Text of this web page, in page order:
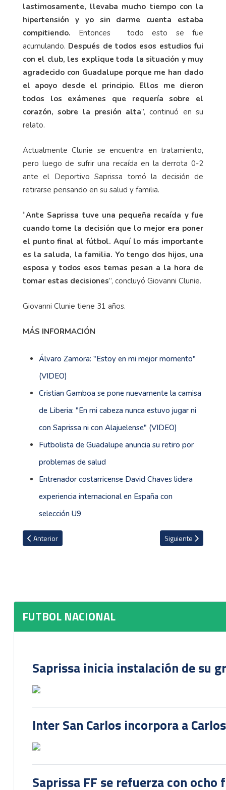
lastimosamente, llevaba mucho tiempo con la
hipertensión y yo sin darme cuenta estaba
compitiendo. Entonces
todo esto se fue
acumulando. Después de todos esos estudios fui
con el club, les explique toda la situación y muy
agradecido con Guadalupe porque me han dado
el apoyo desde el principio. Ellos me dieron
todos los exámenes que requería sobre el
corazón, sobre la presión alta”, continuó en su
relato.
Actualmente Clunie se encuentra en tratamiento,
pero luego de sufrir una recaída en la derrota 0-2
ante el Deportivo Saprissa tomó la decisión de
retirarse pensando en su salud y familia.
“Ante Saprissa tuve una pequeña recaída y fue
cuando tome la decisión que lo mejor era poner
el punto final al fútbol. Aquí lo más importante
es la saluda, la familia. Yo tengo dos hijos, una
esposa y todos esos temas pesan a la hora de
tomar estas decisiones”, concluyó Giovanni Clunie.
Giovanni Clunie tiene 31 años.
MÁS INFORMACIÓN
Álvaro Zamora: "Estoy en mi mejor momento"
(VIDEO)
Cristian Gamboa se pone nuevamente la camisa
de Liberia: "En mi cabeza nunca estuvo jugar ni
con Saprissa ni con Alajuelense" (VIDEO)
Futbolista de Guadalupe anuncia su retiro por
problemas de salud
Entrenador costarricense David Chaves lidera
experiencia internacional en España con
selección U9
Artículo anterior: Jornada 14 del Clausura arranca el Jueves Santo
Anterior Artículo siguiente:
Siguiente
FUTBOL NACIONAL
Saprissa inicia instalación de su
Inter San Carlos incorpora a
Saprissa FF se refuerza con